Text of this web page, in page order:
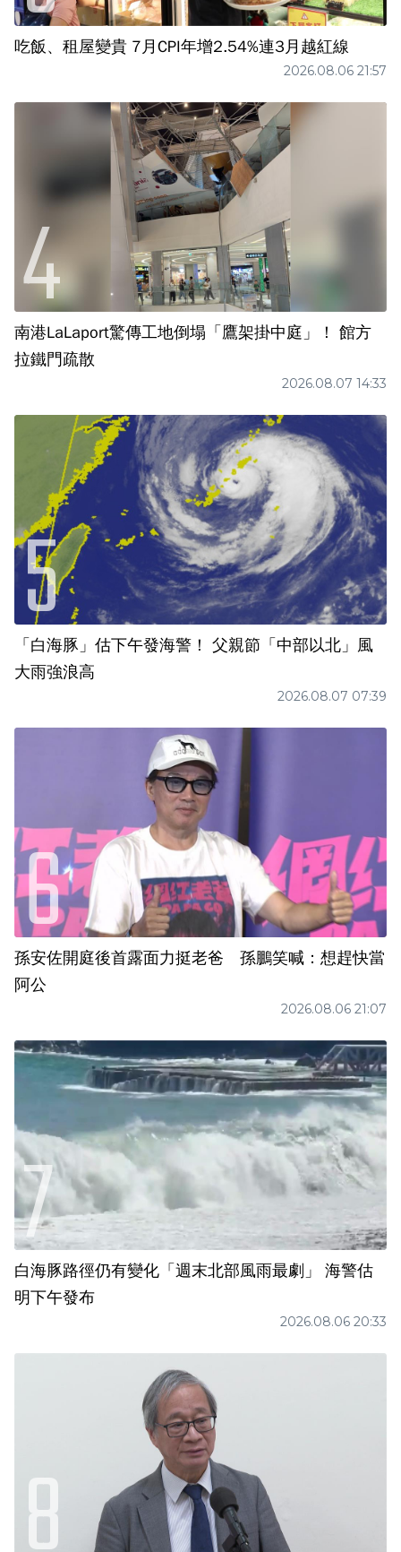
吃飯、租屋變貴 7月CPI年增2.54%連3月越紅線
2026.08.06 21:57
南港LaLaport驚傳工地倒塌「鷹架掛中庭」！ 館方
拉鐵門疏散
2026.08.07 14:33
「白海豚」估下午發海警！ 父親節「中部以北」風
大雨強浪高
2026.08.07 07:39
孫安佐開庭後首露面力挺老爸 孫鵬笑喊：想趕快當
阿公
2026.08.06 21:07
白海豚路徑仍有變化「週末北部風雨最劇」 海警估
明下午發布
2026.08.06 20:33